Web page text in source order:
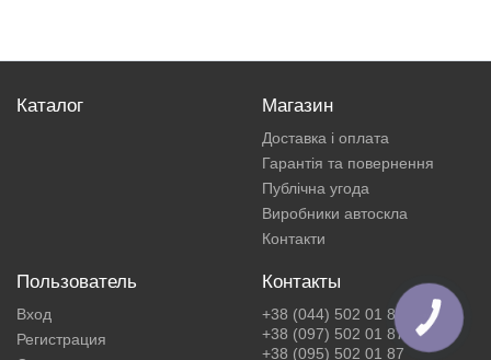
Каталог Магазин
Доставка і оплата
Гарантія та повернення
Публічна угода
Виробники автоскла
Контакти
Пользователь
Вход
Регистрация
Контакты
+38 (044) 502 01 87
+38 (097) 502 01 87
+38 (095) 502 01 87